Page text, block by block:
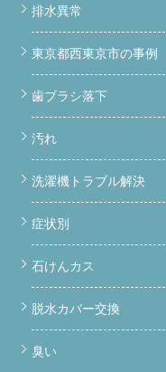
排水異常
東京都西東京市の事例
歯ブラシ落下
汚れ
洗濯機トラブル解決
症状別
石けんカス
脱水カバー交換
臭い